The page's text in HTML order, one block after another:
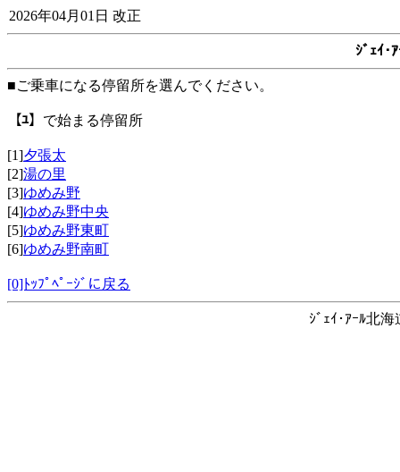
2026年04月01日 改正
ｼﾞｪｲ･
■ご乗車になる停留所を選んでください。
【ﾕ】 で始まる停留所
[1]夕張太
[2]湯の里
[3]ゆめみ野
[4]ゆめみ野中央
[5]ゆめみ野東町
[6]ゆめみ野南町
[0]ﾄｯﾌﾟﾍﾟｰｼﾞに戻る
ｼﾞｪｲ･ｱｰﾙ北